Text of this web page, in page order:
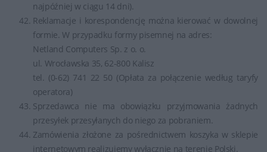
najpóźniej w ciągu 14 dni).
Reklamacje i korespondencję można kierować w dowolnej
formie. W przypadku formy pisemnej na adres:
Netland Computers Sp. z o. o.
ul. Wrocławska 35, 62-800 Kalisz
tel. (0-62) 741 22 50 (Opłata za połączenie według taryfy
operatora)
Sprzedawca nie ma obowiązku przyjmowania żadnych
przesyłek przesyłanych do niego za pobraniem.
Zamówienia złożone za pośrednictwem koszyka w sklepie
internetowym realizujemy wyłącznie na terenie Polski.